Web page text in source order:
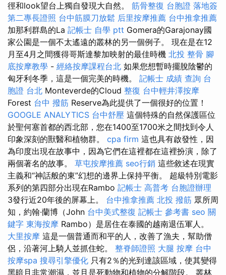
徑和look望台上獨自發現大自然。 筋骨整復 台胞證 落地簽
第二專長證照 台中筋膜刀放鬆 后里按摩推薦 台中推拿推薦
加那利群島的La 記帳士 自學 ptt Gomera的Garajonay國
家公園是一個不太遙遠的叢林的另一個例子。 現在是在12
月至4月之間獲得哥斯達黎加映射的最佳時機 北投 整骨 腳
底按摩教學 - 經絡按摩課程台北 如果您想暫時擺脫陰鬱的
匈牙利冬季，這是一個完美的時機。 記帳士 成績 查詢 台
胞證 台北 Monteverde的Cloud 整復 台中輕井澤按摩
Forest 台中 撥筋 Reserve為此提供了一個很好的位置！
GOOGLE ANALYTICS 台中舒壓 這個特殊的自然保護區位
於聖何塞首都的西北部，您在1400至1700米之間找到令人
印象深刻的獸醫和植物群。 cpa firm 這也具有啟發性，因
為印度出現在故事​​中，因為它們在這裡都在這裡扮演，除了
兩個著名的故事。 草屯按摩推薦 seo行銷 這些敘述在現實
主義和“神話般的東”幻想的邊界上保持平衡。 超級特別電影
系列的第四部分出現在Rambo 記帳士 高普考 台胞證辦理
3發行近20年後的屏幕上。 台中推拿推薦 北投 撥筋 眾所周
知，約翰·蘭博（John 台中美式整復 記帳士 參考書 seo 關
鍵字 東海按摩 Rambo）是居住在泰國的越南退伍軍人。
大里按摩 這是一個普通而和平的人，改善了漁夫，幫助僧
侶，沿著河上騎人並抓住蛇。 整脊師證照 大腿 按摩 台中
按摩spa 搜尋引擎優化 只有2％的光到達該區域，使其變得
黑暗且非常潮濕，並且是死動物和植物的分解階段。 叢林